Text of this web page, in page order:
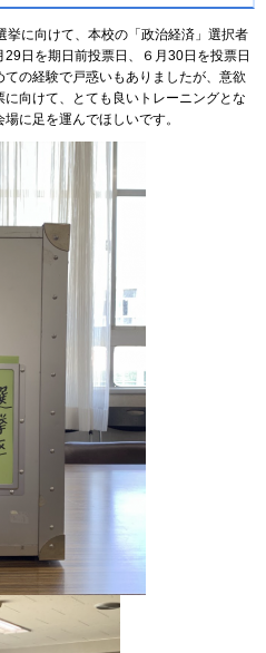
挙に向けて、本校の「政治経済」選択者
日を期日前投票日、６月30日を投票日
の経験で戸惑いもありましたが、意欲
向けて、とても良いトレーニングとな
に足を運んでほしいです。